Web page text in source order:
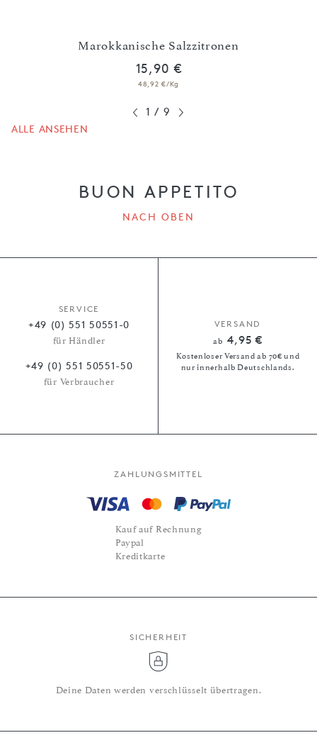
Marokkanische Salzzitronen
15,90 €
48,92 €/Kg
1 / 9
ALLE ANSEHEN
BUON APPETITO
NACH OBEN
SERVICE
+49 (0) 551 50551-0
für Händler
+49 (0) 551 50551-50
für Verbraucher
VERSAND
ab 4,95 €
Kostenloser Versand ab 70€ und
nur innerhalb Deutschlands.
ZAHLUNGSMITTEL
Kauf auf Rechnung
Paypal
Kreditkarte
SICHERHEIT
Deine Daten werden verschlüsselt übertragen.